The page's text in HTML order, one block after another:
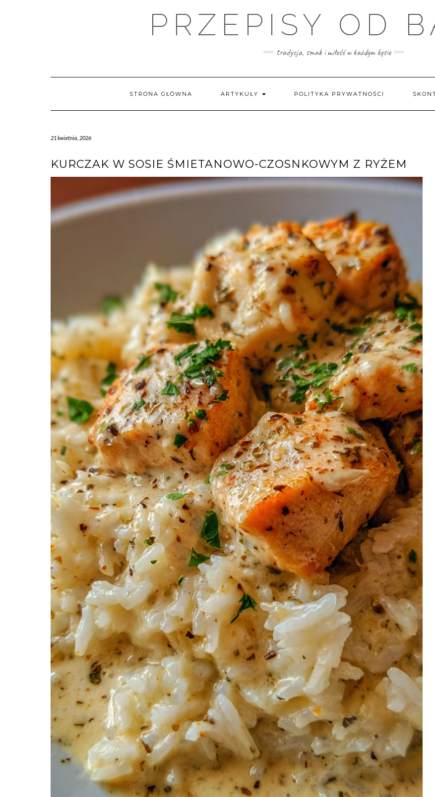
PRZEPISY OD
tradycja, smak i miłość w każdym kęsie
STRONA GŁÓWNA ARTYKUŁY POLITYKA PRYWATNOŚCI
21 kwietnia, 2026
KURCZAK W SOSIE ŚMIETANOWO-CZOSNKOWYM Z RYŻEM